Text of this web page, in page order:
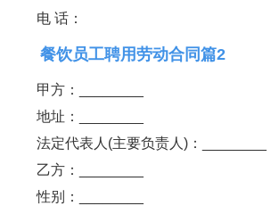
电 话：
餐饮员工聘用劳动合同篇2
甲方：________
地址：________
法定代表人(主要负责人)：________
乙方：________
性别：________